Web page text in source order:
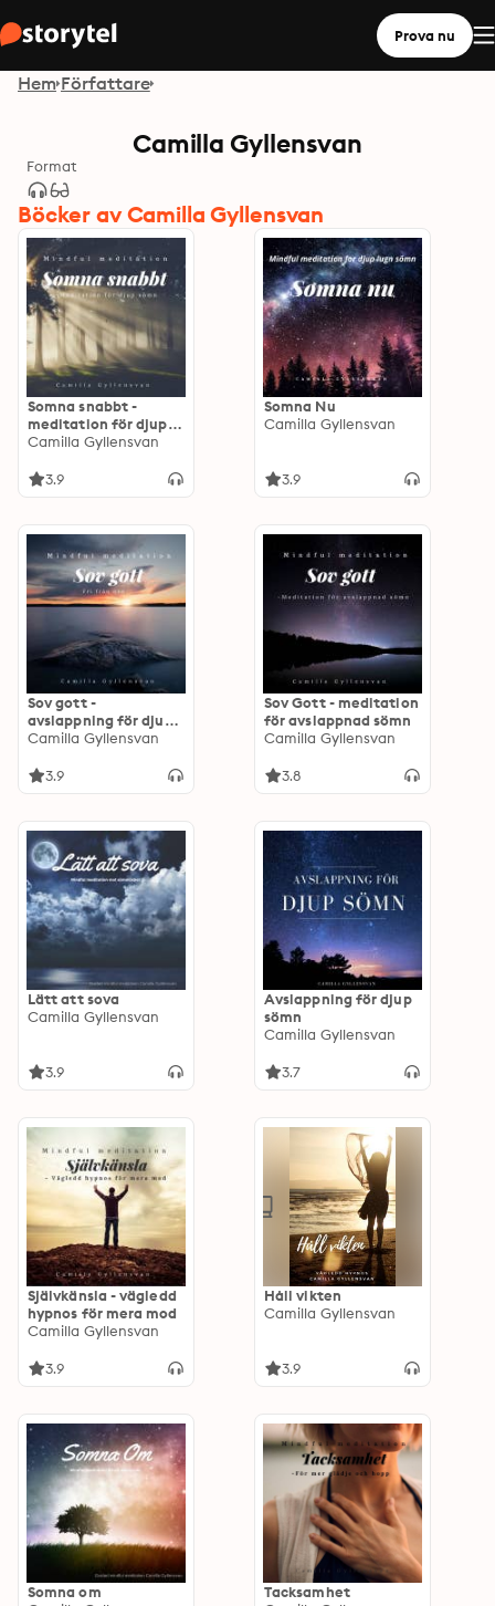
Prova nu
Hem Författare
Camilla Gyllensvan
Format
Böcker av Camilla Gyllensvan
Somna snabbt -
meditation för djup
sömn
Camilla Gyllensvan
3.9
Somna Nu
Camilla Gyllensvan
3.9
Sov gott -
avslappning för djup
sömn
Camilla Gyllensvan
3.9
Sov Gott - meditation
för avslappnad sömn
Camilla Gyllensvan
3.8
Lätt att sova
Camilla Gyllensvan
3.9
Avslappning för djup
sömn
Camilla Gyllensvan
3.7
Självkänsla - vägledd
hypnos för mera mod
Camilla Gyllensvan
3.9
Håll vikten
Camilla Gyllensvan
3.9
Somna om
Tacksamhet